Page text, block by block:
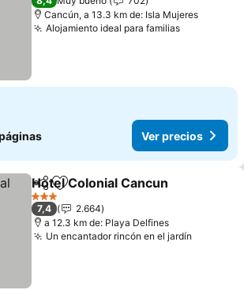
Cancún, a 13.3 km de: Isla Mujeres
Alojamiento ideal para familiasVer
Ver precios
CompartirAgregar a favoritos
Hotel Colonial Cancun
3 Estrellas
7,4
2.664
a 12.3 km de: Playa Delfines
Un encantador rincón en el jardín